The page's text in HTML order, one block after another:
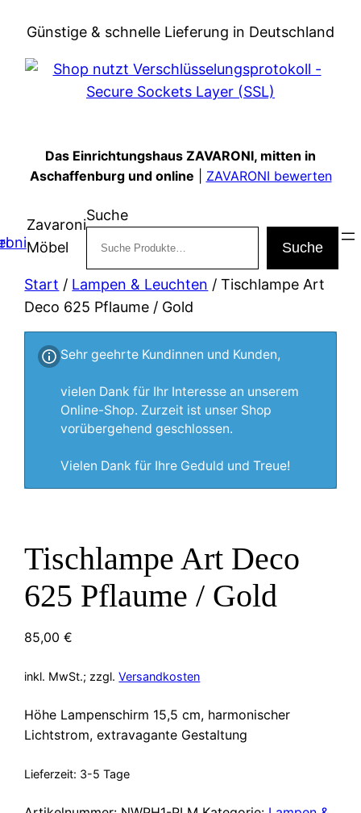
Inhalt
springen
Günstige & schnelle Lieferung in Deutschland
Das Einrichtungshaus ZAVARONI, mitten in
Aschaffenburg und online
ZAVARONI bewerten
Zavaroni
Möbel
Suche
Suche
Start / Lampen & Leuchten / Tischlampe Art
Deco 625 Pflaume / Gold
Sehr geehrte Kundinnen und Kunden,
vielen Dank für Ihr Interesse an unserem
Online-Shop. Zurzeit ist unser Shop
vorübergehend geschlossen.
Vielen Dank für Ihre Geduld und Treue!
Tischlampe Art Deco
625 Pflaume / Gold
85,00€
inkl. MwSt.; zzgl.Versandkosten
Höhe Lampenschirm 15,5 cm, harmonischer
Lichtstrom, extravagante Gestaltung
Lieferzeit: 3-5 Tage